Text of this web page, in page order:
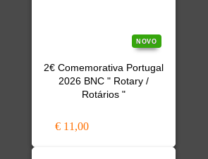
NOVO
2€ Comemorativa Portugal
2026 BNC " Rotary /
Rotários "
€ 11,00